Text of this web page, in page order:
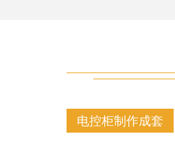
电控柜制作成套